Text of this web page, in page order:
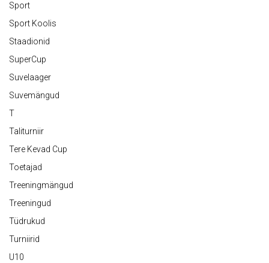
Sport
Sport Koolis
Staadionid
SuperCup
Suvelaager
Suvemängud
T
Taliturniir
Tere Kevad Cup
Toetajad
Treeningmängud
Treeningud
Tüdrukud
Turniirid
U10